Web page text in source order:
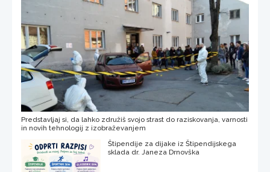
Predstavljaj si, da lahko združiš svojo strast do raziskovanja, varnosti
in novih tehnologij z izobraževanjem
Štipendije za dijake iz Štipendijskega
sklada dr. Janeza Drnovška